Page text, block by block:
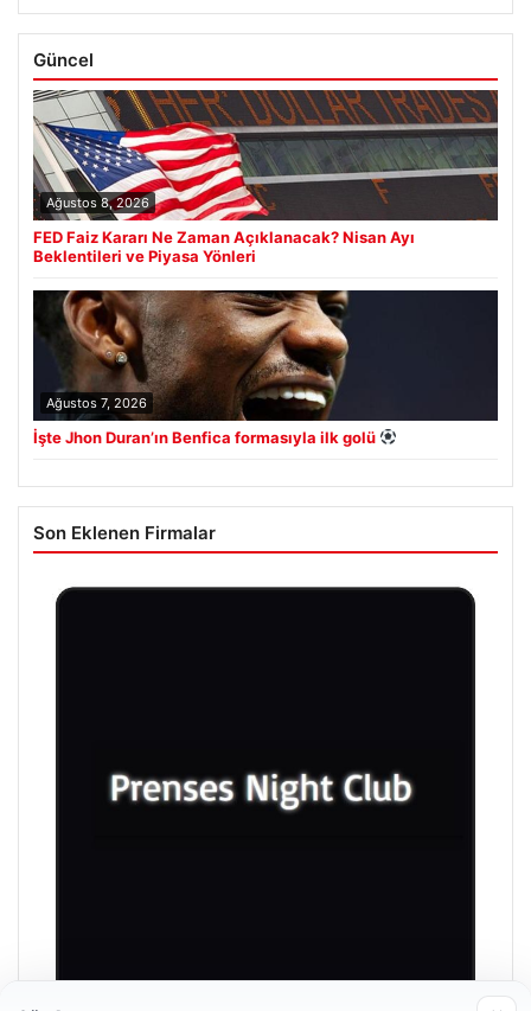
Güncel
Ağustos 8, 2026
FED Faiz Kararı Ne Zaman Açıklanacak? Nisan Ayı
Beklentileri ve Piyasa Yönleri
Ağustos 7, 2026
İşte Jhon Duran’ın Benfica formasıyla ilk golü
Son Eklenen Firmalar